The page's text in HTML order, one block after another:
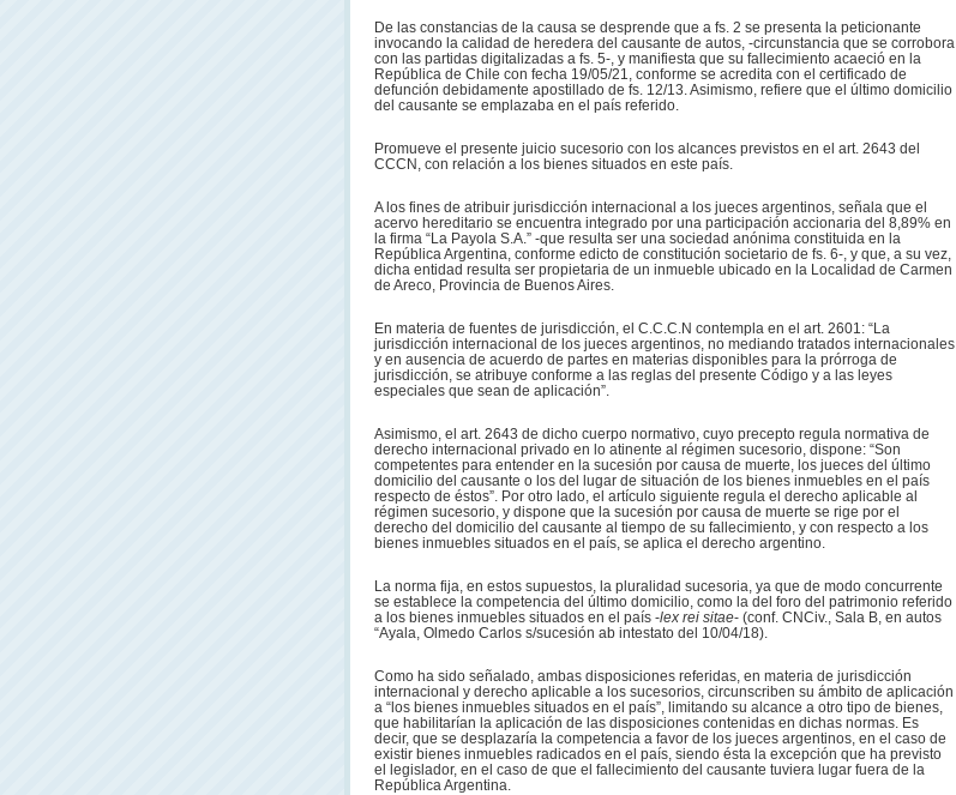
De las constancias de la causa se desprende que a fs. 2 se presenta la peticionante
invocando la calidad de heredera del causante de autos, -circunstancia que se corrobora
con las partidas digitalizadas a fs. 5-, y manifiesta que su fallecimiento acaeció en la
República de Chile con fecha 19/05/21, conforme se acredita con el certificado de
defunción debidamente apostillado de fs. 12/13. Asimismo, refiere que el último domicilio
del causante se emplazaba en el país referido.
Promueve el presente juicio sucesorio con los alcances previstos en el art. 2643 del
CCCN, con relación a los bienes situados en este país.
A los fines de atribuir jurisdicción internacional a los jueces argentinos, señala que el
acervo hereditario se encuentra integrado por una participación accionaria del 8,89% en
la firma “La Payola S.A.” -que resulta ser una sociedad anónima constituida en la
República Argentina, conforme edicto de constitución societario de fs. 6-, y que, a su vez,
dicha entidad resulta ser propietaria de un inmueble ubicado en la Localidad de Carmen
de Areco, Provincia de Buenos Aires.
En materia de fuentes de jurisdicción, el C.C.C.N contempla en el art. 2601: “La
jurisdicción internacional de los jueces argentinos, no mediando tratados internacionales
y en ausencia de acuerdo de partes en materias disponibles para la prórroga de
jurisdicción, se atribuye conforme a las reglas del presente Código y a las leyes
especiales que sean de aplicación”.
Asimismo, el art. 2643 de dicho cuerpo normativo, cuyo precepto regula normativa de
derecho internacional privado en lo atinente al régimen sucesorio, dispone: “Son
competentes para entender en la sucesión por causa de muerte, los jueces del último
domicilio del causante o los del lugar de situación de los bienes inmuebles en el país
respecto de éstos”. Por otro lado, el artículo siguiente regula el derecho aplicable al
régimen sucesorio, y dispone que la sucesión por causa de muerte se rige por el
derecho del domicilio del causante al tiempo de su fallecimiento, y con respecto a los
bienes inmuebles situados en el país, se aplica el derecho argentino.
La norma fija, en estos supuestos, la pluralidad sucesoria, ya que de modo concurrente
se establece la competencia del último domicilio, como la del foro del patrimonio referido
a los bienes inmuebles situados en el país -lex rei sitae- (conf. CNCiv., Sala B, en autos
“Ayala, Olmedo Carlos s/sucesión ab intestato del 10/04/18).
Como ha sido señalado, ambas disposiciones referidas, en materia de jurisdicción
internacional y derecho aplicable a los sucesorios, circunscriben su ámbito de aplicación
a “los bienes inmuebles situados en el país”, limitando su alcance a otro tipo de bienes,
que habilitarían la aplicación de las disposiciones contenidas en dichas normas. Es
decir, que se desplazaría la competencia a favor de los jueces argentinos, en el caso de
existir bienes inmuebles radicados en el país, siendo ésta la excepción que ha previsto
el legislador, en el caso de que el fallecimiento del causante tuviera lugar fuera de la
República Argentina.